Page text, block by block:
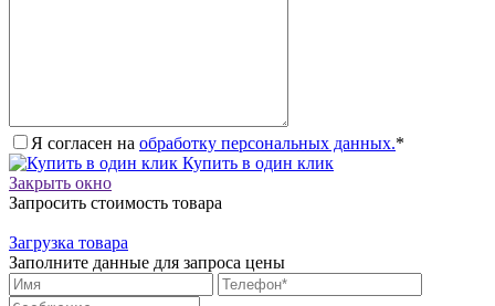
Я согласен на обработку персональных данных.*
Купить в один клик
Закрыть окно
Запросить стоимость товара
Загрузка товара
Заполните данные для запроса цены